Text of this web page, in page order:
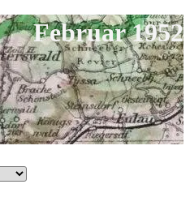
Februar 1952